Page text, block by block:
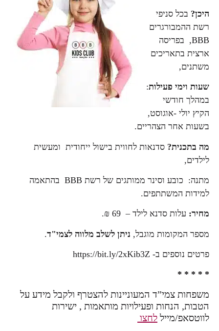
היכן? בכל סניפי
רשת ההמבורגרים
BBB, בפריסה
ארצית בתאריכים
משתנים,
שעות וימי פעילות:
במהלך חודשי
הקיץ יולי -אוגוסט,
בשעות אחר הצהריים.
מה בתכנית? סדנאות לחווית בישול ייחודית ומעשית
לילדים,
מתנה: כובע וסינר ממותגים של רשת BBB בהתאמה
למידות המשתתפים.
מחיר: עלות סדנא לילד – 69 ₪.
מספר המקומות מוגבל, ניתן לשלב מלווה לצמי"ד.
פרטים נוספים ב- https://bit.ly/2xKib3Z
* * * * *
משפחות צמי”ד המעוניינות להצטרף ולקבל מידע על
הטבות, הנחות ופעילויות מותאמות , ישירות
לווטסאפ/מייל לחצו